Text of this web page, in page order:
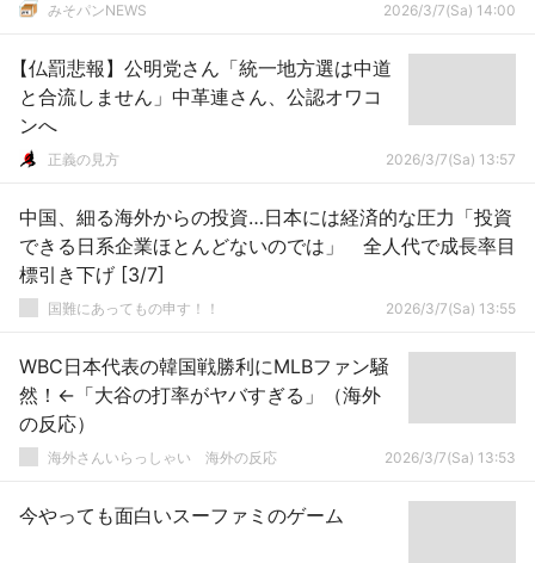
みそパンNEWS 2026/3/7(Sa) 14:00
【仏罰悲報】公明党さん「統一地方選は中道
と合流しません」中革連さん、公認オワコ
ンへ
正義の見方 2026/3/7(Sa) 13:57
中国、細る海外からの投資…日本には経済的な圧力「投資
できる日系企業ほとんどないのでは」 全人代で成長率目
標引き下げ [3/7]
国難にあってもの申す！！ 2026/3/7(Sa) 13:55
WBC日本代表の韓国戦勝利にMLBファン騒
然！←「大谷の打率がヤバすぎる」（海外
の反応）
海外さんいらっしゃい 海外の反応 2026/3/7(Sa) 13:53
今やっても面白いスーファミのゲーム